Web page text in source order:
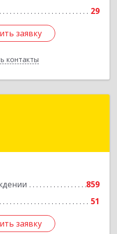
29
заявку
контакты
заявку
859
51
заявку
обл, Екатеринбург г,
заявку